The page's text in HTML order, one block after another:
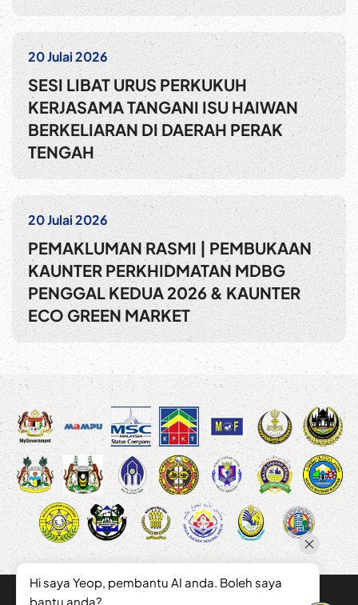
20 Julai 2026
SESI LIBAT URUS PERKUKUH
KERJASAMA TANGANI ISU HAIWAN
BERKELIARAN DI DAERAH PERAK
TENGAH
20 Julai 2026
PEMAKLUMAN RASMI | PEMBUKAAN
KAUNTER PERKHIDMATAN MDBG
PENGGAL KEDUA 2026 & KAUNTER
ECO GREEN MARKET
Hi saya Yeop, pembantu AI anda. Boleh saya
bantu anda?